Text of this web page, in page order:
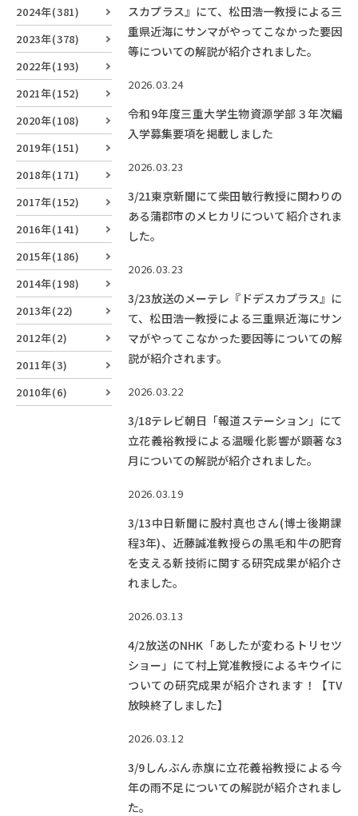
サイトマップ
お問い合わせ
交通案内
Facebook
X YouTube
ニュ
教職
SOCIAL
社会連携
CAMPUS LIFE
CENTERS
PAMPHLET
パンフレット
FACULTY
教員一覧
EVENTS
イベントカレンダー
BULLETIN
ANPIC
ANPIC安否情報システム
2024年(381)
2023年(378)
2022年(193)
2021年(152)
2020年(108)
2019年(151)
2018年(171)
2017年(152)
2016年(141)
2015年(186)
2014年(198)
2013年(22)
2012年(2)
2011年(3)
2010年(6)
スカプラス』にて、松田浩一教授による三
重県近海にサンマがやってこなかった要因
等についての解説が紹介されました。
2026.03.24
令和9年度三重大学生物資源学部３年次編
入学募集要項を掲載しました
2026.03.23
3/21東京新聞にて柴田敏行教授に関わりの
ある蒲郡市のメヒカリについて紹介されま
した。
2026.03.23
3/23放送のメーテレ『ドデスカプラス』に
て、松田浩一教授による三重県近海にサン
マがやってこなかった要因等についての解
説が紹介されます。
2026.03.22
3/18テレビ朝日「報道ステーション」にて
立花義裕教授による温暖化影響が顕著な3
月についての解説が紹介されました。
2026.03.19
3/13中日新聞に股村真也さん(博士後期課
程3年)、近藤誠准教授らの黒毛和牛の肥育
を支える新技術に関する研究成果が紹介さ
れました。
2026.03.13
4/2放送のNHK「あしたが変わるトリセツ
ショー」にて村上覚准教授によるキウイに
ついての研究成果が紹介されます！【TV
放映終了しました】
2026.03.12
3/9しんぶん赤旗に立花義裕教授による今
年の雨不足についての解説が紹介されまし
た。